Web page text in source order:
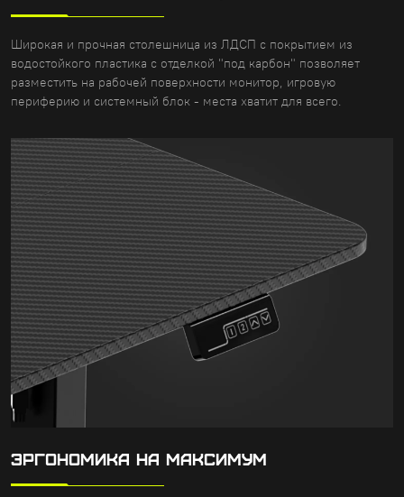
Широкая и прочная столешница из ЛДСП с покрытием из
водостойкого пластика с отделкой "под карбон" позволяет
разместить на рабочей поверхности монитор, игровую
периферию и системный блок - места хватит для всего.
ЭРГОНОМИКА НА МАКСИМУМ